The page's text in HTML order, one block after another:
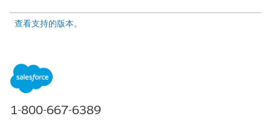
查看支持的版本。
差异。您可以将标记大小基于标记代表的连续评测字段的值。或
者，标记大小取决于您选择的不同连续评测字段的值。选择相对
定像素范围的统一比例。将大小与颜色相结合，轻松解释数据
1-800-667-6389